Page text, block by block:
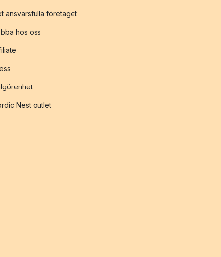
ansvarsfulla företaget
hos oss
Nest outlet